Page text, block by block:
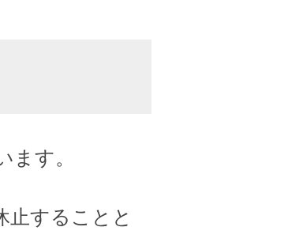
す。
止することと